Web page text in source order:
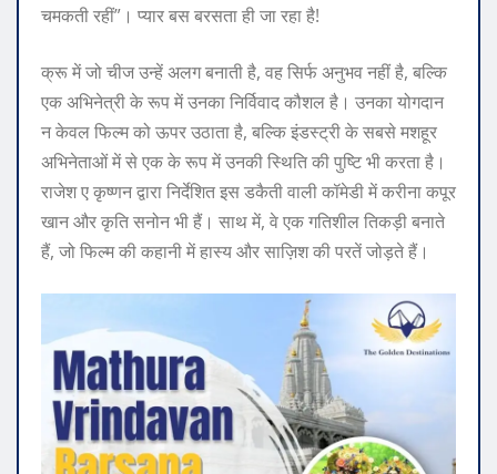
चमकती रहीं”। प्यार बस बरसता ही जा रहा है!
क्रू में जो चीज उन्हें अलग बनाती है, वह सिर्फ अनुभव नहीं है, बल्कि
एक अभिनेत्री के रूप में उनका निर्विवाद कौशल है। उनका योगदान
न केवल फिल्म को ऊपर उठाता है, बल्कि इंडस्ट्री के सबसे मशहूर
अभिनेताओं में से एक के रूप में उनकी स्थिति की पुष्टि भी करता है।
राजेश ए कृष्णन द्वारा निर्देशित इस डकैती वाली कॉमेडी में करीना कपूर
खान और कृति सनोन भी हैं। साथ में, वे एक गतिशील तिकड़ी बनाते
हैं, जो फिल्म की कहानी में हास्य और साज़िश की परतें जोड़ते हैं।